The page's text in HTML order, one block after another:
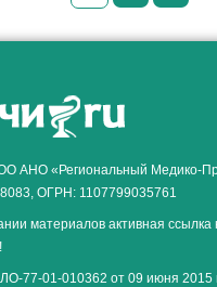
АНО «Региональный Медико-
ОГРН: 1107799035761
материалов активная ссылка
77-01-010362 от 09 июня 2015